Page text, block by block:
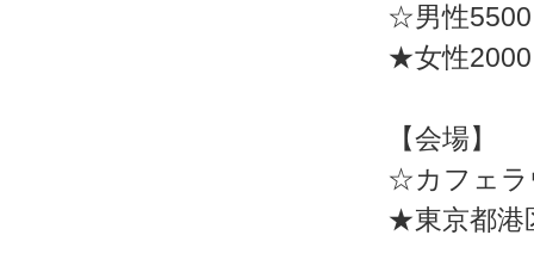
☆男性
★女性
【会場】
☆カフェラ
★東京都港